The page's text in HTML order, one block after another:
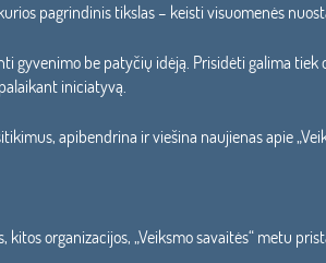
pagrindinis tikslas – keisti visuomenės
gyvenimo be patyčių idėją. Prisidėti galima
iniciatyvą.
apibendrina ir viešina naujienas apie
organizacijos, „Veiksmo savaitės“ metu